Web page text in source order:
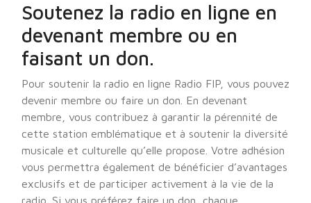
Soutenez la radio en ligne en
devenant membre ou en
faisant un don.
Pour soutenir la radio en ligne Radio FIP, vous pouvez
devenir membre ou faire un don. En devenant
membre, vous contribuez à garantir la pérennité de
cette station emblématique et à soutenir la diversité
musicale et culturelle qu’elle propose. Votre adhésion
vous permettra également de bénéficier d’avantages
exclusifs et de participer activement à la vie de la
radio. Si vous préférez faire un don, chaque